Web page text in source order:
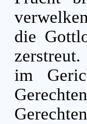
die
zerstreut.
im